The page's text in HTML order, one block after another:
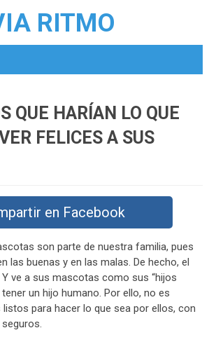
RITMO
QUE HARÍAN LO QUE
FELICES A SUS
en Facebook
son parte de nuestra familia, pues
las buenas y en las malas. De hecho, el
Y ve a sus mascotas como sus “hijos
un hijo humano. Por ello, no es
para hacer lo que sea por ellos, con